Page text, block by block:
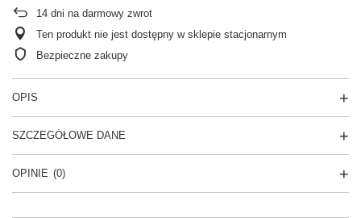
14 dni na darmowy zwrot
Ten produkt nie jest dostępny w sklepie stacjonarnym
Bezpieczne zakupy
OPIS
SZCZEGÓŁOWE DANE
OPINIE (0)